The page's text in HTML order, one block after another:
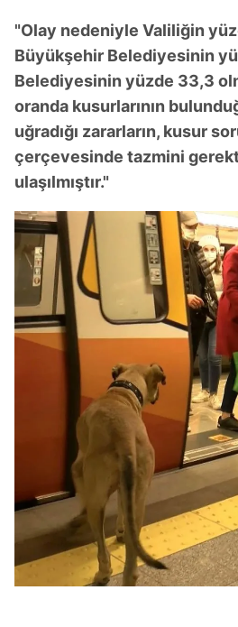
"Olay nedeniyle Valiliğin
Büyükşehir Belediyesinin
Belediyesinin yüzde 33,3
oranda kusurlarının
uğradığı zararların, kusur
çerçevesinde tazmini
ulaşılmıştır."